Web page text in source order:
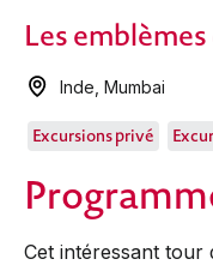
Les
Inde ,Mumbai
Excursions privé
Cet intéressant tour